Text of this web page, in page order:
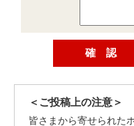
＜ご投稿上の注意＞
皆さまから寄せられた